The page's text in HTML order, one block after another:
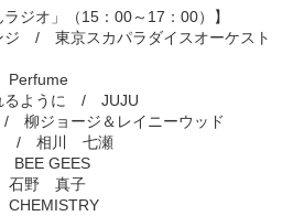
ラジオ」（15：00～17：00）】
/ 東京スカパラダイスオーケスト
るように / JUJU
ジョージ＆レイニーウッド
/ 相川 七瀬
GEES
野 真子